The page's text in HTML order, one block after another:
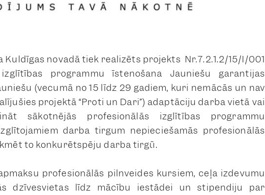
Kuldīgas novadā tiek realizēts projekts Nr.7.2.1.2/15/I/001
izglītības programmu īstenošana Jauniešu garantijas
(vecumā no 15 līdz 29 gadiem, kuri nemācās un nav
projektā “Proti un Dari”) adaptāciju darba vietā vai
sākotnējās profesionālās izglītības programmu
darba tirgum nepieciešamās profesionālās
to konkurētspēju darba tirgū.
profesionālās pilnveides kursiem, ceļa izdevumu
dzīvesvietas līdz mācību iestādei un stipendiju par